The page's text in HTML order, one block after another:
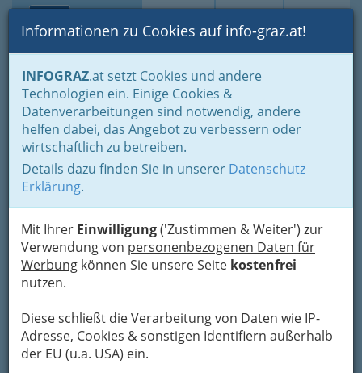
Suche Login Toggle
Informationen zu Cookies auf info-graz.at!
INFOGRAZ.at setzt Cookies und andere
Technologien ein. Einige Cookies &
Datenverarbeitungen sind notwendig, andere
helfen dabei, das Angebot zu verbessern oder
wirtschaftlich zu betreiben.
Details dazu finden Sie in unserer Datenschutz
Erklärung.
Mit Ihrer Einwilligung('Zustimmen & Weiter') zur
Verwendung von personenbezogenen Daten für
Werbung können Sie unsere Seite kostenfrei
nutzen.
Diese schließt die Verarbeitung von Daten wie IP-
Adresse, Cookies & sonstigen Identifiern außerhalb
der EU (u.a. USA) ein.
Home Branchen
Gewerbe, Handwerk, Banken
Information und Consulting
Werbung & Marktkommunikation
Werbegestalter - Werbearchitekt
AD - WORK
Lessingstraße 30 2/6, 8010 Graz
+43 316 428 417
+43 316 428 417 - 6
Karte
Adresse mit Google Maps anschauen